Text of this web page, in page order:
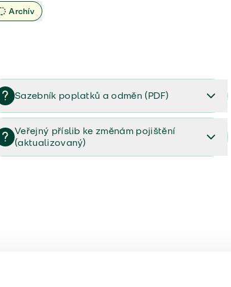
Archív
Sazebník poplatků a odměn (PDF)
Sazebník poplatků a odměn (PDF)
Veřejný příslib ke změnám pojištění
(aktualizovaný)